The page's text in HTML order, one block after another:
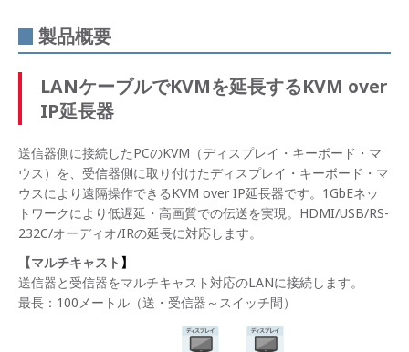
製品概要
LANケーブルでKVMを延長するKVM over
IP延長器
送信器側に接続したPCのKVM（ディスプレイ・キーボード・マ
ウス）を、受信器側に取り付けたディスプレイ・キーボード・マ
ウスにより遠隔操作できるKVM over IP延長器です。1GbEネッ
トワークにより低遅延・高画質での伝送を実現。HDMI/USB/RS-
232C/オーディオ/IRの延長に対応します。
【マルチキャスト 】
送信器と受信器をマルチキャスト対応のLANに接続します。
最長：100メートル（送・受信器～スイッチ間）